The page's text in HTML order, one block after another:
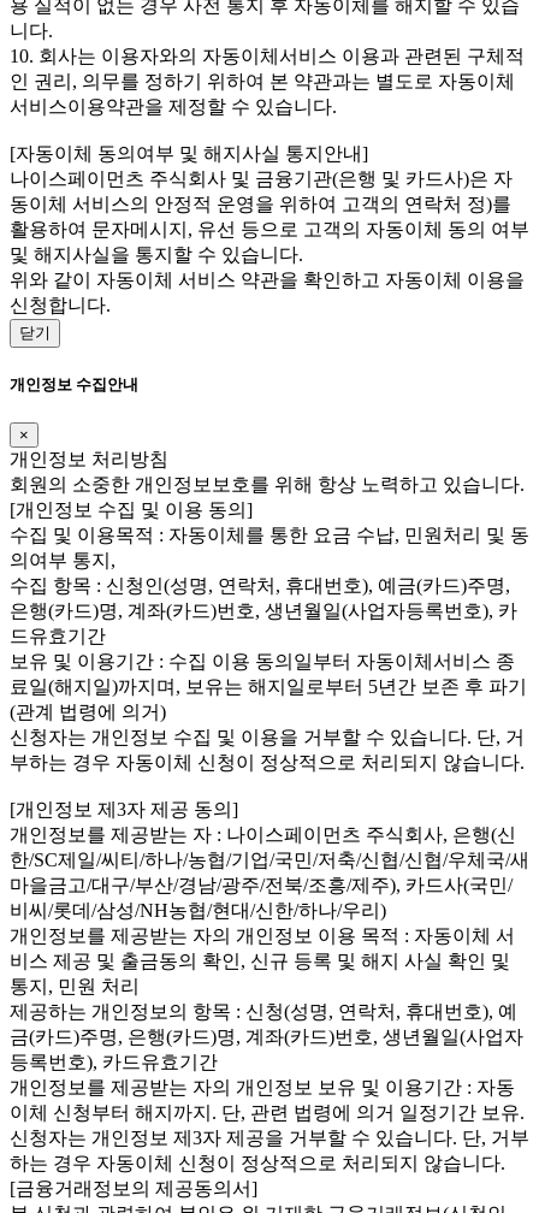
용 실적이 없는 경우 사전 통지 후 자동이체를 해지할 수 있습
니다.
10. 회사는 이용자와의 자동이체서비스 이용과 관련된 구체적
인 권리, 의무를 정하기 위하여 본 약관과는 별도로 자동이체
서비스이용약관을 제정할 수 있습니다.
[자동이체 동의여부 및 해지사실 통지안내]
나이스페이먼츠 주식회사 및 금융기관(은행 및 카드사)은 자
동이체 서비스의 안정적 운영을 위하여 고객의 연락처 정)를
활용하여 문자메시지, 유선 등으로 고객의 자동이체 동의 여부
및 해지사실을 통지할 수 있습니다.
위와 같이 자동이체 서비스 약관을 확인하고 자동이체 이용을
신청합니다.
닫기
개인정보 수집안내
×
개인정보 처리방침
회원의 소중한 개인정보보호를 위해 항상 노력하고 있습니다.
[개인정보 수집 및 이용 동의]
수집 및 이용목적 : 자동이체를 통한 요금 수납, 민원처리 및 동
의여부 통지,
수집 항목 : 신청인(성명, 연락처, 휴대번호), 예금(카드)주명,
은행(카드)명, 계좌(카드)번호, 생년월일(사업자등록번호), 카
드유효기간
보유 및 이용기간 : 수집 이용 동의일부터 자동이체서비스 종
료일(해지일)까지며, 보유는 해지일로부터 5년간 보존 후 파기
(관계 법령에 의거)
신청자는 개인정보 수집 및 이용을 거부할 수 있습니다. 단, 거
부하는 경우 자동이체 신청이 정상적으로 처리되지 않습니다.
[개인정보 제3자 제공 동의]
개인정보를 제공받는 자 : 나이스페이먼츠 주식회사, 은행(신
한/SC제일/씨티/하나/농협/기업/국민/저축/신협/신협/우체국/새
마을금고/대구/부산/경남/광주/전북/조흥/제주), 카드사(국민/
비씨/롯데/삼성/NH농협/현대/신한/하나/우리)
개인정보를 제공받는 자의 개인정보 이용 목적 : 자동이체 서
비스 제공 및 출금동의 확인, 신규 등록 및 해지 사실 확인 및
통지, 민원 처리
제공하는 개인정보의 항목 : 신청(성명, 연락처, 휴대번호), 예
금(카드)주명, 은행(카드)명, 계좌(카드)번호, 생년월일(사업자
등록번호), 카드유효기간
개인정보를 제공받는 자의 개인정보 보유 및 이용기간 : 자동
이체 신청부터 해지까지. 단, 관련 법령에 의거 일정기간 보유.
신청자는 개인정보 제3자 제공을 거부할 수 있습니다. 단, 거부
하는 경우 자동이체 신청이 정상적으로 처리되지 않습니다.
[금융거래정보의 제공동의서]